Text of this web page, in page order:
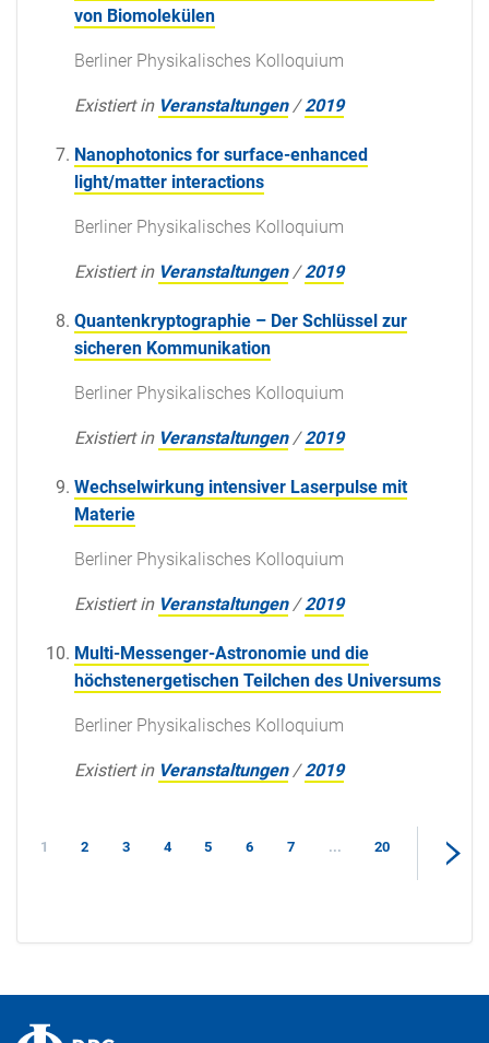
von Biomolekülen
Berliner Physikalisches Kolloquium
Existiert in Veranstaltungen /2019
Nanophotonics for surface-enhanced
light/matter interactions
Berliner Physikalisches Kolloquium
Existiert in Veranstaltungen /2019
Quantenkryptographie – Der Schlüssel zur
sicheren Kommunikation
Berliner Physikalisches Kolloquium
Existiert in Veranstaltungen /2019
Wechselwirkung intensiver Laserpulse mit
Materie
Berliner Physikalisches Kolloquium
Existiert in Veranstaltungen /2019
Multi-Messenger-Astronomie und die
höchstenergetischen Teilchen des Universums
Berliner Physikalisches Kolloquium
Existiert in Veranstaltungen /2019
1 2 3 4 5 6 7 ... 20